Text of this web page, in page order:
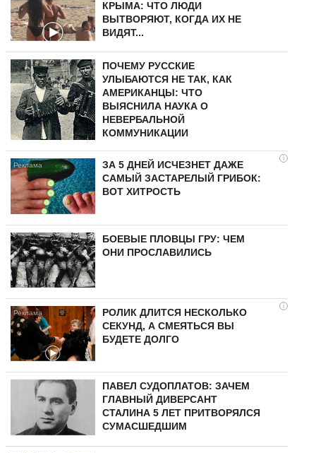
КРЫМА: ЧТО ЛЮДИ
ВЫТВОРЯЮТ, КОГДА ИХ НЕ
ВИДЯТ...
ПОЧЕМУ РУССКИЕ
УЛЫБАЮТСЯ НЕ ТАК, КАК
АМЕРИКАНЦЫ: ЧТО
ВЫЯСНИЛА НАУКА О
НЕВЕРБАЛЬНОЙ
КОММУНИКАЦИИ
i
ЗА 5 ДНЕЙ ИСЧЕЗНЕТ ДАЖЕ
САМЫЙ ЗАСТАРЕЛЫЙ ГРИБОК:
ВОТ ХИТРОСТЬ
БОЕВЫЕ ПЛОВЦЫ ГРУ: ЧЕМ
ОНИ ПРОСЛАВИЛИСЬ
i
РОЛИК ДЛИТСЯ НЕСКОЛЬКО
СЕКУНД, А СМЕЯТЬСЯ ВЫ
БУДЕТЕ ДОЛГО
ПАВЕЛ СУДОПЛАТОВ: ЗАЧЕМ
ГЛАВНЫЙ ДИВЕРСАНТ
СТАЛИНА 5 ЛЕТ ПРИТВОРЯЛСЯ
СУМАСШЕДШИМ